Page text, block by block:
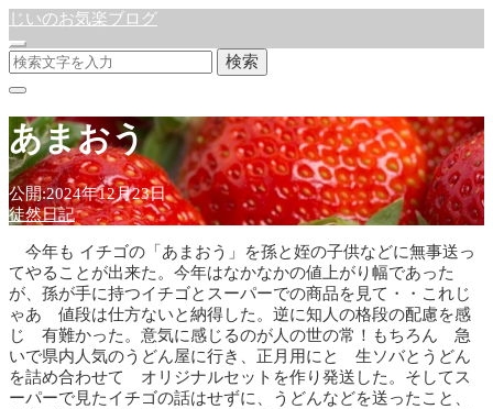
じいのお気楽ブログ
検索
あまおう
公開:2024年12月23日
徒然日記
今年も イチゴの「あまおう」を孫と姪の子供などに無事送っ
てやることが出来た。今年はなかなかの値上がり幅であった
が、孫が手に持つイチゴとスーパーでの商品を見て・・これじ
ゃあ 値段は仕方ないと納得した。逆に知人の格段の配慮を感
じ 有難かった。意気に感じるのが人の世の常！もちろん 急
いで県内人気のうどん屋に行き、正月用にと 生ソバとうどん
を詰め合わせて オリジナルセットを作り発送した。そしてス
ーパーで見たイチゴの話はせずに、うどんなどを送ったこと、